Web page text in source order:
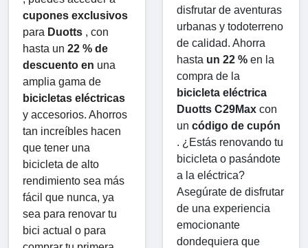
cupones exclusivos
para Duotts , con
hasta un 22 % de
descuento en una
bicicletas eléctricas
y accesorios. Ahorros
tan increíbles hacen
que tener una
bicicleta de alto
rendimiento sea más
fácil que nunca, ya
sea para renovar tu
bici actual o para
disfrutar de aventuras
urbanas y todoterreno
de calidad. Ahorra
hasta un 22 % en la
bicicleta eléctrica
Duotts ​​C29Max con
un código de cupón
. ¿Estás renovando tu
bicicleta o pasándote
a la eléctrica?
Asegúrate de disfrutar
de una experiencia
emocionante
dondequiera que